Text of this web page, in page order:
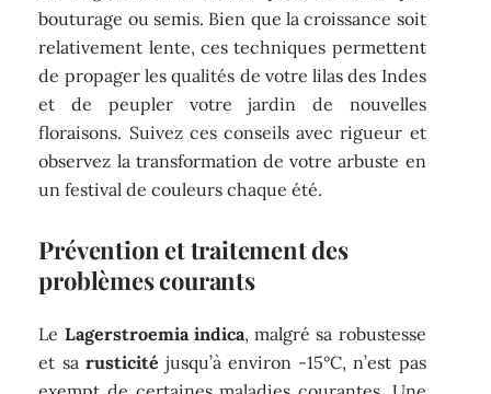
bouturage ou semis. Bien que la croissance soit
relativement lente, ces techniques permettent
de propager les qualités de votre lilas des Indes
et de peupler votre jardin de nouvelles
floraisons. Suivez ces conseils avec rigueur et
observez la transformation de votre arbuste en
un festival de couleurs chaque été.
Prévention et traitement des
problèmes courants
Le Lagerstroemia indica, malgré sa robustesse
et sa rusticité jusqu’à environ -15°C, n’est pas